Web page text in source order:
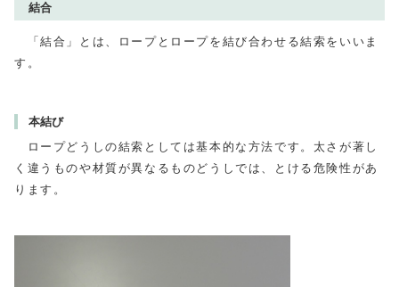
結合
「結合」とは、ロープとロープを結び合わせる結索をいいま
す。
本結び
ロープどうしの結索としては基本的な方法です。太さが著し
く違うものや材質が異なるものどうしでは、とける危険性があ
ります。